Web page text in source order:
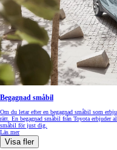
Begagnad småbil
Om du letar efter en begagnad småbil som
rätt. En begagnad småbil från Toyota
småbil för just dig.
Läs mer
Visa fler